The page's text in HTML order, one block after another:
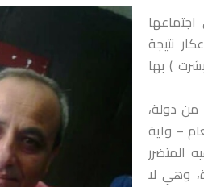
نتيجة
) بها
دولة،
ليرة لهذا العام – واية
المتضرر
وهي لا